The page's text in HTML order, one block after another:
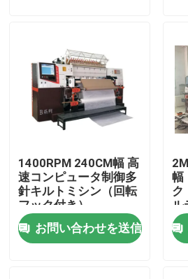
ビデオ
わたしたち に つい て
工場 ツアー
1400RPM 240CM幅 高
速コンピュータ制御多
針キルトミシン（回転
フック付き）​
お問い合わせを送信
幅
ク